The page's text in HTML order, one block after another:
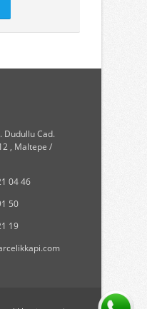
Dudullu Cad.
, Maltepe /
04 46
50
19